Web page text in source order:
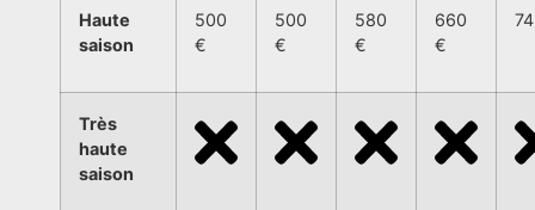
Haute
saison
500
€
500
€
580
€
660
€
Très
haute
saison